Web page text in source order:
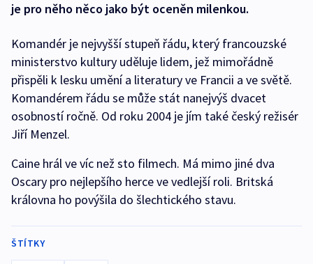
je pro něho něco jako být oceněn milenkou.
Komandér je nejvyšší stupeň řádu, který francouzské
ministerstvo kultury uděluje lidem, jež mimořádně
přispěli k lesku umění a literatury ve Francii a ve světě.
Komandérem řádu se může stát nanejvýš dvacet
osobností ročně. Od roku 2004 je jím také český režisér
Jiří Menzel.
Caine hrál ve víc než sto filmech. Má mimo jiné dva
Oscary pro nejlepšího herce ve vedlejší roli. Britská
královna ho povýšila do šlechtického stavu.
ŠTÍTKY